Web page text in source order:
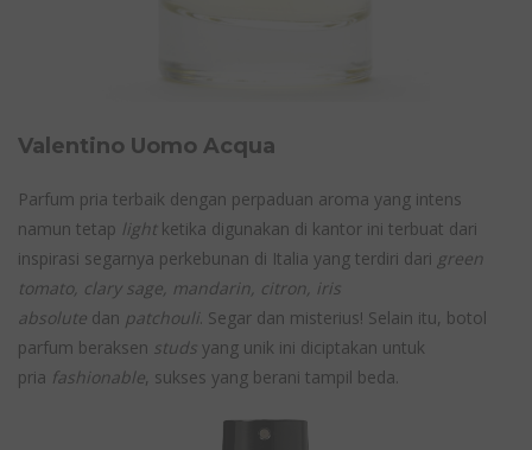
Valentino Uomo Acqua
Parfum pria terbaik dengan perpaduan aroma yang intens
namun tetap light ketika digunakan di kantor ini terbuat dari
inspirasi segarnya perkebunan di Italia yang terdiri dari green
tomato, clary sage, mandarin, citron, iris
absolute dan patchouli. Segar dan misterius! Selain itu, botol
parfum beraksen studs yang unik ini diciptakan untuk
pria fashionable, sukses yang berani tampil beda.